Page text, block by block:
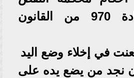
وتعديلات المادة 970 من القانون
في إخلاء وضع اليد
نجد من يضع يده على